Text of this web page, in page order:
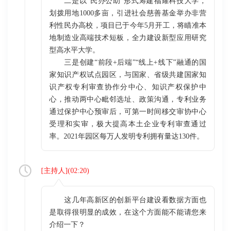
划拨用地1000多亩，引进社会慈善基金举办非营
利性民办高校，项目已于今年5月开工，将瞄准本
地制造业高端技术短板，全力建设新型应用研究
型高水平大学。
三是创建“前段+后端”“线上+线下”融通的国
家知识产权试点园区，与国家、省级共建国家知
识产权专利审查协作分中心、知识产权保护中
心，推动两中心毗邻选址、政策沟通，专利业务
通过保护中心预审后，可第一时间移交审协中心
受理和实审，极大提高本土企业专利审查通过
率。2021年园区每万人发明专利拥有量达130件。
[主持人](02:20)
这几年高新区的创新平台建设看数据方面也
是取得很明显的成效，在这个方面能不能请您来
介绍一下？